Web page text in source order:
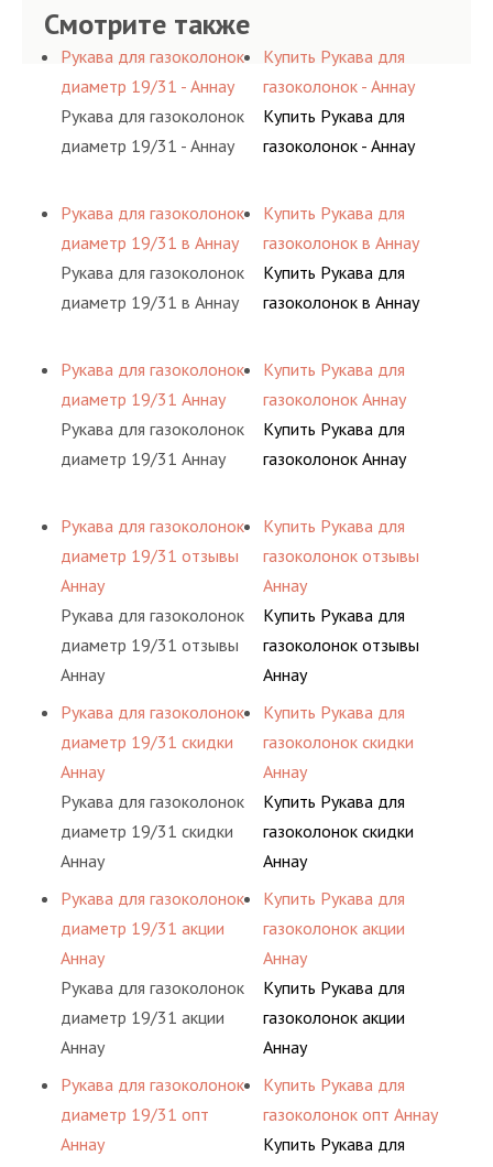
Смотрите также
Рукава для газоколонок
диаметр 19/31 - Аннау
Рукава для газоколонок
диаметр 19/31 - Аннау
Рукава для газоколонок
диаметр 19/31 в Аннау
Рукава для газоколонок
диаметр 19/31 в Аннау
Рукава для газоколонок
диаметр 19/31 Аннау
Рукава для газоколонок
диаметр 19/31 Аннау
Рукава для газоколонок
диаметр 19/31 отзывы
Аннау
Рукава для газоколонок
диаметр 19/31 отзывы
Аннау
Рукава для газоколонок
диаметр 19/31 скидки
Аннау
Рукава для газоколонок
диаметр 19/31 скидки
Аннау
Рукава для газоколонок
диаметр 19/31 акции
Аннау
Рукава для газоколонок
диаметр 19/31 акции
Аннау
Рукава для газоколонок
диаметр 19/31 опт
Аннау
Купить Рукава для
газоколонок - Аннау
Купить Рукава для
газоколонок - Аннау
Купить Рукава для
газоколонок в Аннау
Купить Рукава для
газоколонок в Аннау
Купить Рукава для
газоколонок Аннау
Купить Рукава для
газоколонок Аннау
Купить Рукава для
газоколонок отзывы
Аннау
Купить Рукава для
газоколонок отзывы
Аннау
Купить Рукава для
газоколонок скидки
Аннау
Купить Рукава для
газоколонок скидки
Аннау
Купить Рукава для
газоколонок акции
Аннау
Купить Рукава для
газоколонок акции
Аннау
Купить Рукава для
газоколонок опт Аннау
Купить Рукава для